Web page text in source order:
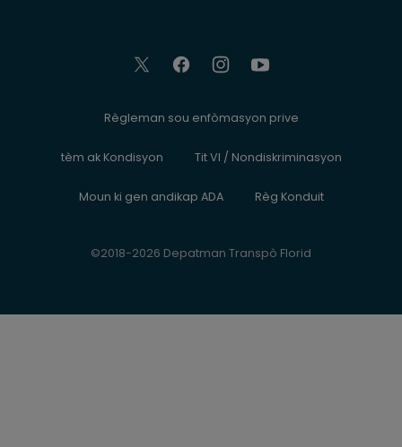
Règleman sou enfòmasyon prive
tèm ak Kondisyon Tit VI / Nondiskriminasyon
Moun ki gen andikap ADA Règ Konduit
©2018-2026 Depatman Transpò Florid